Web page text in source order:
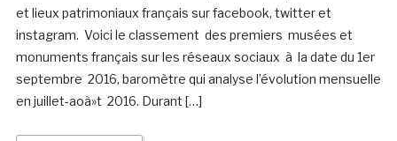
et lieux patrimoniaux français sur facebook, twitter et
instagram. Voici le classement des premiers musées et
monuments français sur les réseaux sociaux à la date du 1er
septembre 2016, baromètre qui analyse l’évolution mensuelle
en juillet-aoà»t 2016. Durant […]